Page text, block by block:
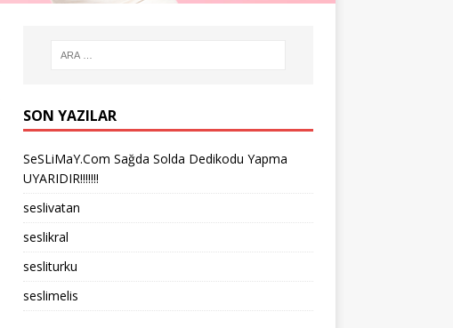
SON YAZILAR
SeSLiMaY.Com Sağda Solda Dedikodu Yapma
UYARIDIR!!!!!!!
seslivatan
seslikral
sesliturku
seslimelis